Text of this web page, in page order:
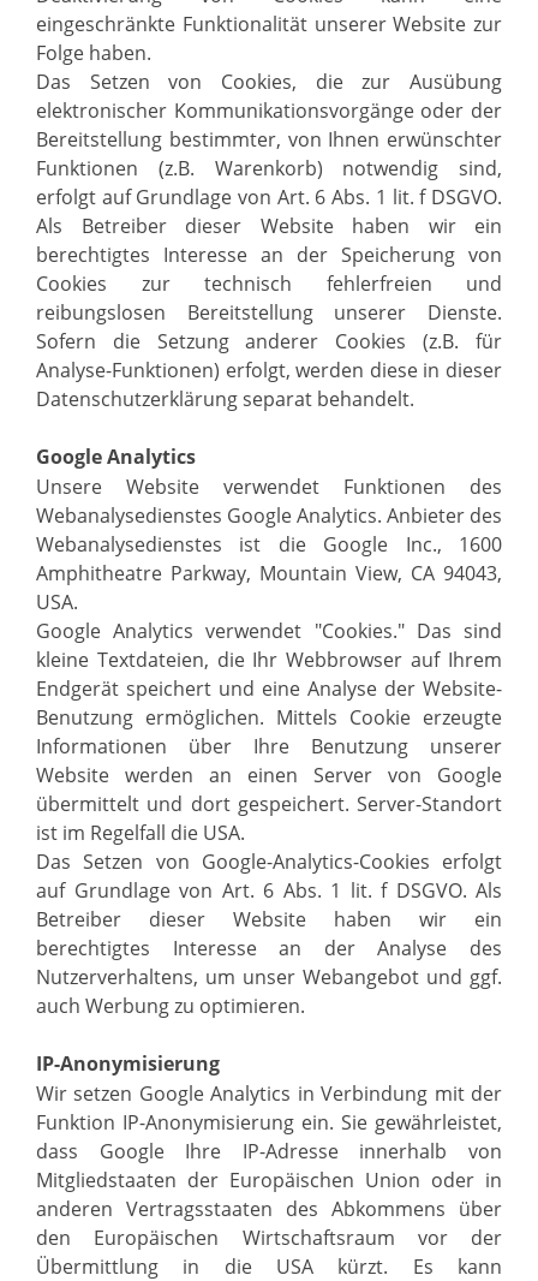
eingeschränkte Funktionalität unserer Website zur
Folge haben.
Das Setzen von Cookies, die zur Ausübung
elektronischer Kommunikationsvorgänge oder der
Bereitstellung bestimmter, von Ihnen erwünschter
Funktionen (z.B. Warenkorb) notwendig sind,
erfolgt auf Grundlage von Art. 6 Abs. 1 lit. f DSGVO.
Als Betreiber dieser Website haben wir ein
berechtigtes Interesse an der Speicherung von
Cookies zur technisch fehlerfreien und
reibungslosen Bereitstellung unserer Dienste.
Sofern die Setzung anderer Cookies (z.B. für
Analyse-Funktionen) erfolgt, werden diese in dieser
Datenschutzerklärung separat behandelt.
Google Analytics
Unsere Website verwendet Funktionen des
Webanalysedienstes Google Analytics. Anbieter des
Webanalysedienstes ist die Google Inc., 1600
Amphitheatre Parkway, Mountain View, CA 94043,
USA.
Google Analytics verwendet "Cookies." Das sind
kleine Textdateien, die Ihr Webbrowser auf Ihrem
Endgerät speichert und eine Analyse der Website-
Benutzung ermöglichen. Mittels Cookie erzeugte
Informationen über Ihre Benutzung unserer
Website werden an einen Server von Google
übermittelt und dort gespeichert. Server-Standort
ist im Regelfall die USA.
Das Setzen von Google-Analytics-Cookies erfolgt
auf Grundlage von Art. 6 Abs. 1 lit. f DSGVO. Als
Betreiber dieser Website haben wir ein
berechtigtes Interesse an der Analyse des
Nutzerverhaltens, um unser Webangebot und ggf.
auch Werbung zu optimieren.
IP-Anonymisierung
Wir setzen Google Analytics in Verbindung mit der
Funktion IP-Anonymisierung ein. Sie gewährleistet,
dass Google Ihre IP-Adresse innerhalb von
Mitgliedstaaten der Europäischen Union oder in
anderen Vertragsstaaten des Abkommens über
den Europäischen Wirtschaftsraum vor der
Übermittlung in die USA kürzt. Es kann